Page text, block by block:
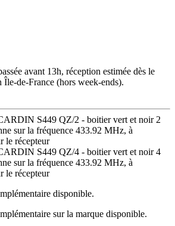
avant 13h, réception estimée dès le
Île-de-France (hors week-ends).
S449 QZ/2 - boitier vert et noir 2
sur la fréquence 433.92 MHz, à
le récepteur
S449 QZ/4 - boitier vert et noir 4
sur la fréquence 433.92 MHz, à
le récepteur
disponible.
sur la marque disponible.